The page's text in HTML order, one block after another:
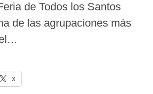
de Todos los Santos
de las agrupaciones más
X